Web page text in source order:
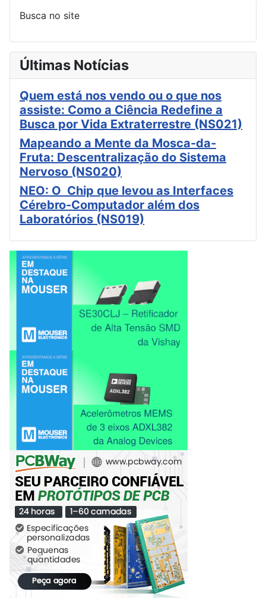
Busca no site
Últimas Notícias
Quem está nos vendo ou o que nos
assiste: Como a Ciência Redefine a
Busca por Vida Extraterrestre (NS021)
Mapeando a Mente da Mosca-da-
Fruta: Descentralização do Sistema
Nervoso (NS020)
NEO: O Chip que levou as Interfaces
Cérebro-Computador além dos
Laboratórios (NS019)